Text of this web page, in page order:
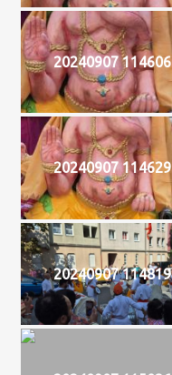
20240907 114606
20240907 114629
20240907 114819